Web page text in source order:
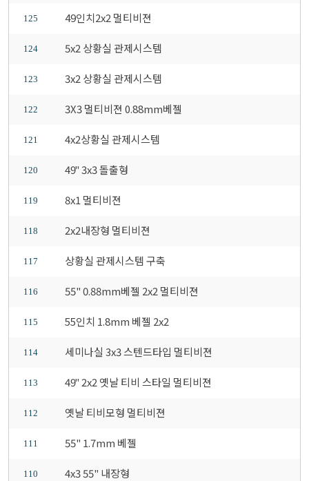
125 49인치2x2 멀티비젼
124 5x2 상황실 관제시스템
123 3x2 상황실 관제시스템
122 3X3 멀티비젼 0.88mm베젤
121 4x2상황실 관제시스템
120 49" 3x3 돌출형
119 8x1 멀티비젼
118 2x2내장형 멀티비젼
117 상황실 관제시스템 구축
116 55" 0.88mm베젤 2x2 멀티비젼
115 55인치 1.8mm 베젤 2x2
114 세미나실 3x3 스텐드타입 멀티비젼
113 49" 2x2 옛날 티비 스타일 멀티비젼
112 옛날 티비모형 멀티비젼
111 55" 1.7mm 베젤
110 4x3 55" 내장형